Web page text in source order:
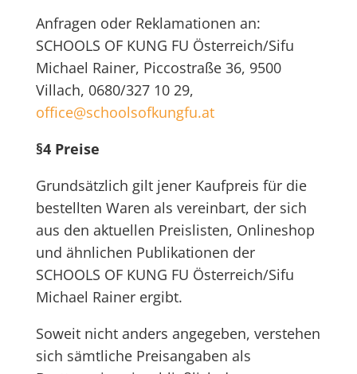
Anfragen oder Reklamationen an:
SCHOOLS OF KUNG FU Österreich/Sifu
Michael Rainer, Piccostraße 36, 9500
Villach, 0680/327 10 29,
office@schoolsofkungfu.at
§4 Preise
Grundsätzlich gilt jener Kaufpreis für die
bestellten Waren als vereinbart, der sich
aus den aktuellen Preislisten, Onlineshop
und ähnlichen Publikationen der
SCHOOLS OF KUNG FU Österreich/Sifu
Michael Rainer ergibt.
Soweit nicht anders angegeben, verstehen
sich sämtliche Preisangaben als